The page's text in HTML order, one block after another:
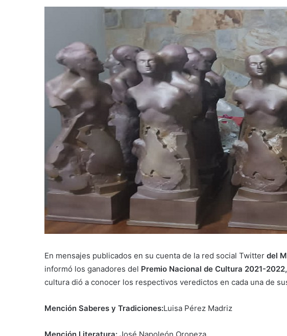
En mensajes publicados en su cuenta de la red social Twitter del
informó los ganadores del Premio Nacional de Cultura 2021-2022,
cultura dió a conocer los respectivos veredictos en cada una de
Mención Saberes y Tradiciones:Luisa Pérez Madriz
Mención Literatura: José Napoleón Oropeza.